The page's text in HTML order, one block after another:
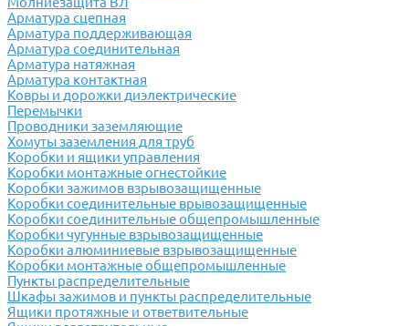
Арматура сцепная
Арматура поддерживающая
Арматура соединительная
Арматура натяжная
Арматура контактная
Ковры и дорожки диэлектрические
Перемычки
Проводники заземляющие
Хомуты заземления для труб
Коробки и ящики управления
Коробки монтажные огнестойкие
Коробки зажимов взрывозащищенные
Коробки соединительные врывозащищенные
Коробки соединительные общепромышленные
Коробки чугунные взрывозащищенные
Коробки алюминиевые взрывозащищенные
Коробки монтажные общепромышленные
Пункты распределительные
Шкафы зажимов и пункты распределительные
Ящики протяжные и ответвительные